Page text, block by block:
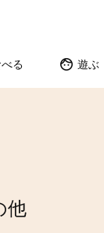
る 遊ぶ
他